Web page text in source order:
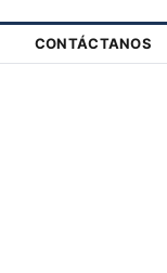
CONTÁCTANOS